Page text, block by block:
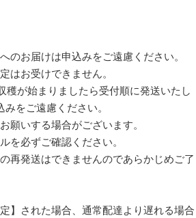
お届けは申込みをご遠慮ください。
はお受けできません。
が始まりましたら受付順に発送いたし
をご遠慮ください。
願いする場合がございます。
を必ずご確認ください。
再発送はできませんのであらかじめご了
】された場合、通常配達より遅れる場合